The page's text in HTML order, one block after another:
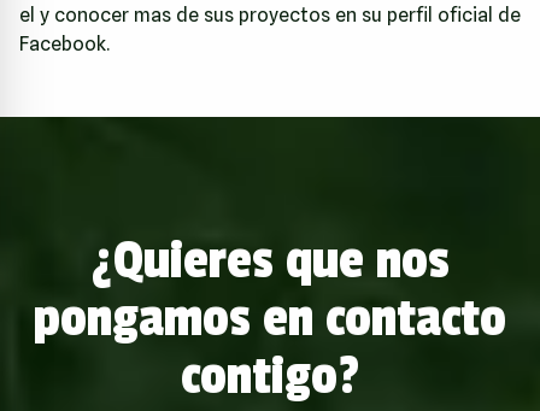
el y conocer mas de sus proyectos en su perfil oficial de
Facebook.
¿Quieres que nos
pongamos en contacto
contigo?